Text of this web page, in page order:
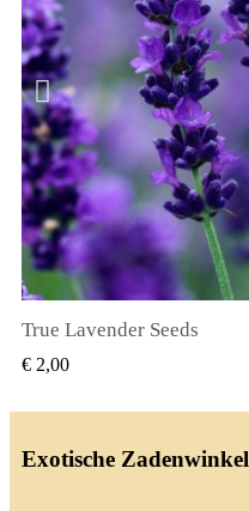
True Lavender Seeds
€ 2,00
Exotische Zadenwinkel